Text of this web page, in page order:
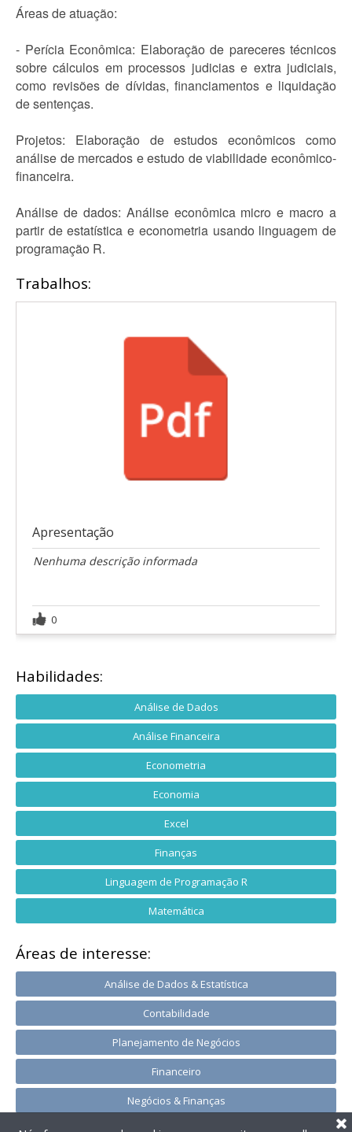
Áreas de atuação:
- Perícia Econômica: Elaboração de pareceres técnicos
sobre cálculos em processos judicias e extra judiciais,
como revisões de dívidas, financiamentos e liquidação
de sentenças.
Projetos: Elaboração de estudos econômicos como
análise de mercados e estudo de viabilidade econômico-
financeira.
Análise de dados: Análise econômica micro e macro a
partir de estatística e econometria usando linguagem de
programação R.
Trabalhos:
Apresentação
Nenhuma descrição informada
0
Habilidades:
Análise de Dados
Análise Financeira
Econometria
Economia
Excel
Finanças
Linguagem de Programação R
Matemática
Áreas de interesse:
Análise de Dados & Estatística
Contabilidade
Planejamento de Negócios
Financeiro
Negócios & Finanças